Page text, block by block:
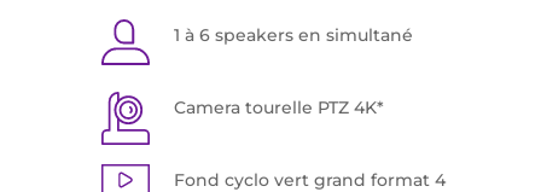
1 à 6 speakers en simultané
Camera tourelle PTZ 4K*
Fond cyclo vert grand format 4